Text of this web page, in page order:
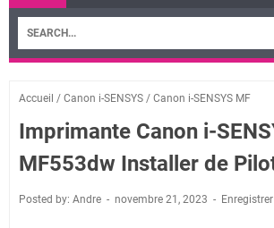
Accueil / Canon i-SENSYS / Canon i-SENSYS MF
Imprimante Canon i-
MF553dw Installer de
Posted by: Andre novembre 21, 2023